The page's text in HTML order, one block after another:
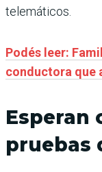
telemáticos.
Podés leer:
conductora que
Esperan
pruebas